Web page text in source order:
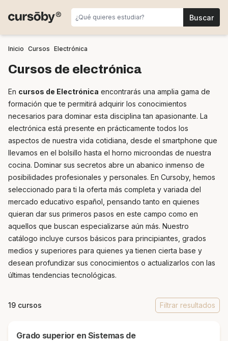
Inicio Cursos Electrónica
Cursos de electrónica
En cursos de Electrónica encontrarás una amplia gama de
formación que te permitirá adquirir los conocimientos
necesarios para dominar esta disciplina tan apasionante. La
electrónica está presente en prácticamente todos los
aspectos de nuestra vida cotidiana, desde el smartphone que
llevamos en el bolsillo hasta el horno microondas de nuestra
cocina. Dominar sus secretos abre un abanico inmenso de
posibilidades profesionales y personales. En Cursoby, hemos
seleccionado para ti la oferta más completa y variada del
mercado educativo español, pensando tanto en quienes
quieran dar sus primeros pasos en este campo como en
aquellos que buscan especializarse aún más. Nuestro
catálogo incluye cursos básicos para principiantes, grados
medios y superiores para quienes ya tienen cierta base y
desean profundizar sus conocimientos o actualizarlos con las
últimas tendencias tecnológicas.
19 cursos Filtrar resultados
Grado superior en Sistemas de